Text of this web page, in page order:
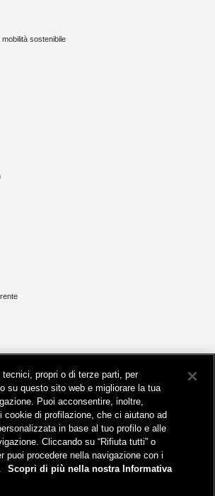
sostenibile
infrastrutture per una mobilità sostenibile di
le distanze per lo sviluppo e la crescita
propri o di terze parti, per
su questo sito web e migliorare la tua
Puoi acconsentire, inoltre,
cookie di profilazione, che ci aiutano ad
in base al tuo profilo e alle
Cliccando su “Rifiuta tutti” o
puoi procedere nella navigazione con i
Scopri di più nella nostra Informativa